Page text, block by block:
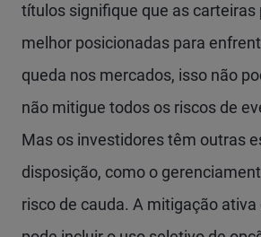
títulos signifique que as
melhor posicionadas para
queda nos mercados, isso não
não mitigue todos os riscos de
Mas os investidores têm outras
disposição, como o
risco de cauda. A mitigação